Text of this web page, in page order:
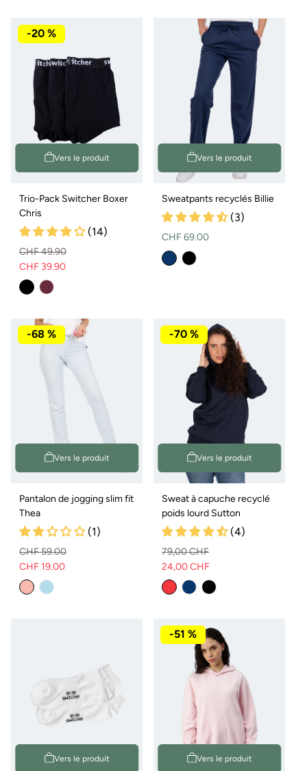
e
Vers le produit
-20 %
Trio-Pack Switcher Boxer
Chris
(14)
Prix
normal
CHF 49.90
Prix
de
CHF 39.90
Vers le produit
Sweatpants recyclés Billie
(3)
Prix
normal
CHF 69.00
Vers le produit
-68 %
Pantalon de jogging slim fit
Thea
(1)
Prix
normal
CHF 59.00
Prix
de
CHF 19.00
Vers le produit
-70 %
Sweat à capuche recyclé
poids lourd Sutton
(4)
Prix
normal
79,00 CHF
Prix
de
24,00 CHF
Vers le produit Vers le produit
-51 %